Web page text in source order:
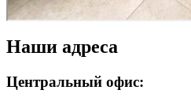
Наши адреса
Центральный офис: